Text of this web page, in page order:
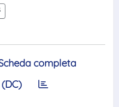
completa